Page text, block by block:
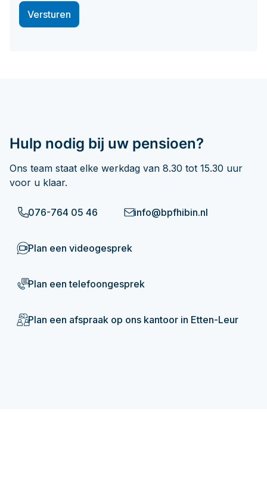
Versturen
Hulp nodig bij uw pensioen?
Ons team staat elke werkdag van 8.30 tot 15.30 uur
voor u klaar.
076-764 05 46 info@bpfhibin.nl
Plan een videogesprek
Plan een telefoongesprek
Plan een afspraak op ons kantoor in Etten-Leur